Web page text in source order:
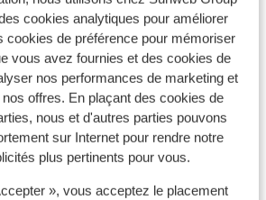
cookies analytiques pour améliorer
cookies de préférence pour mémoriser
vous avez fournies et des cookies de
nos performances de marketing et
offres. En plaçant des cookies de
nous et d'autres parties pouvons
sur Internet pour rendre notre
plus pertinents pour vous.
», vous acceptez le placement
Afficher sur la carte